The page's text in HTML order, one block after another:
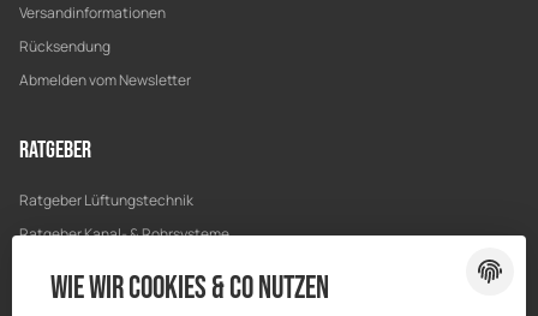
Versandinformationen
Rücksendung
Abmelden vom Newsletter
Ratgeber
Ratgeber Lüftungstechnik
Ratgeber Kanal- & Rohrsysteme
Ratgeber Bau & Trockenbau
Wie wir Cookies & Co nutzen